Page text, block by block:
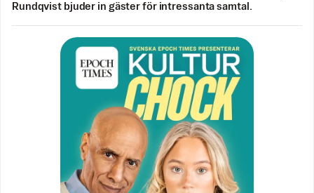
Rundqvist bjuder in gäster för intressanta samtal.